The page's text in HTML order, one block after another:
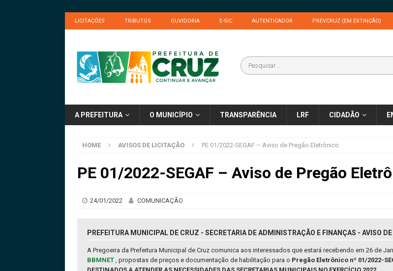
LICITAÇÕES TRIBUTOS OUVIDORIA E-SIC AUTENTICADOR PREVCRUZ (EM EXTINÇÃO)
A PREFEITURA O MUNICÍPIO TRANSPARÊNCIA LRF CIDADÃO
HOME AVISOS DE LICITAÇÃO PE 01/2022-SEGAF – Aviso de Pregão Eletrônico
PE 01/2022-SEGAF – Aviso de Pregão
24/01/2022 COMUNICAÇÃO
PREFEITURA MUNICIPAL DE CRUZ - SECRETARIA DE ADMINISTRAÇÃO E FINANÇAS - AVISO
A Pregoeira da Prefeitura Municipal de Cruz comunica aos interessados que estará recebendo em 26 de
BBMNET , propostas de preços e documentação de habilitação para o Pregão Eletrônico nº 01/2022-